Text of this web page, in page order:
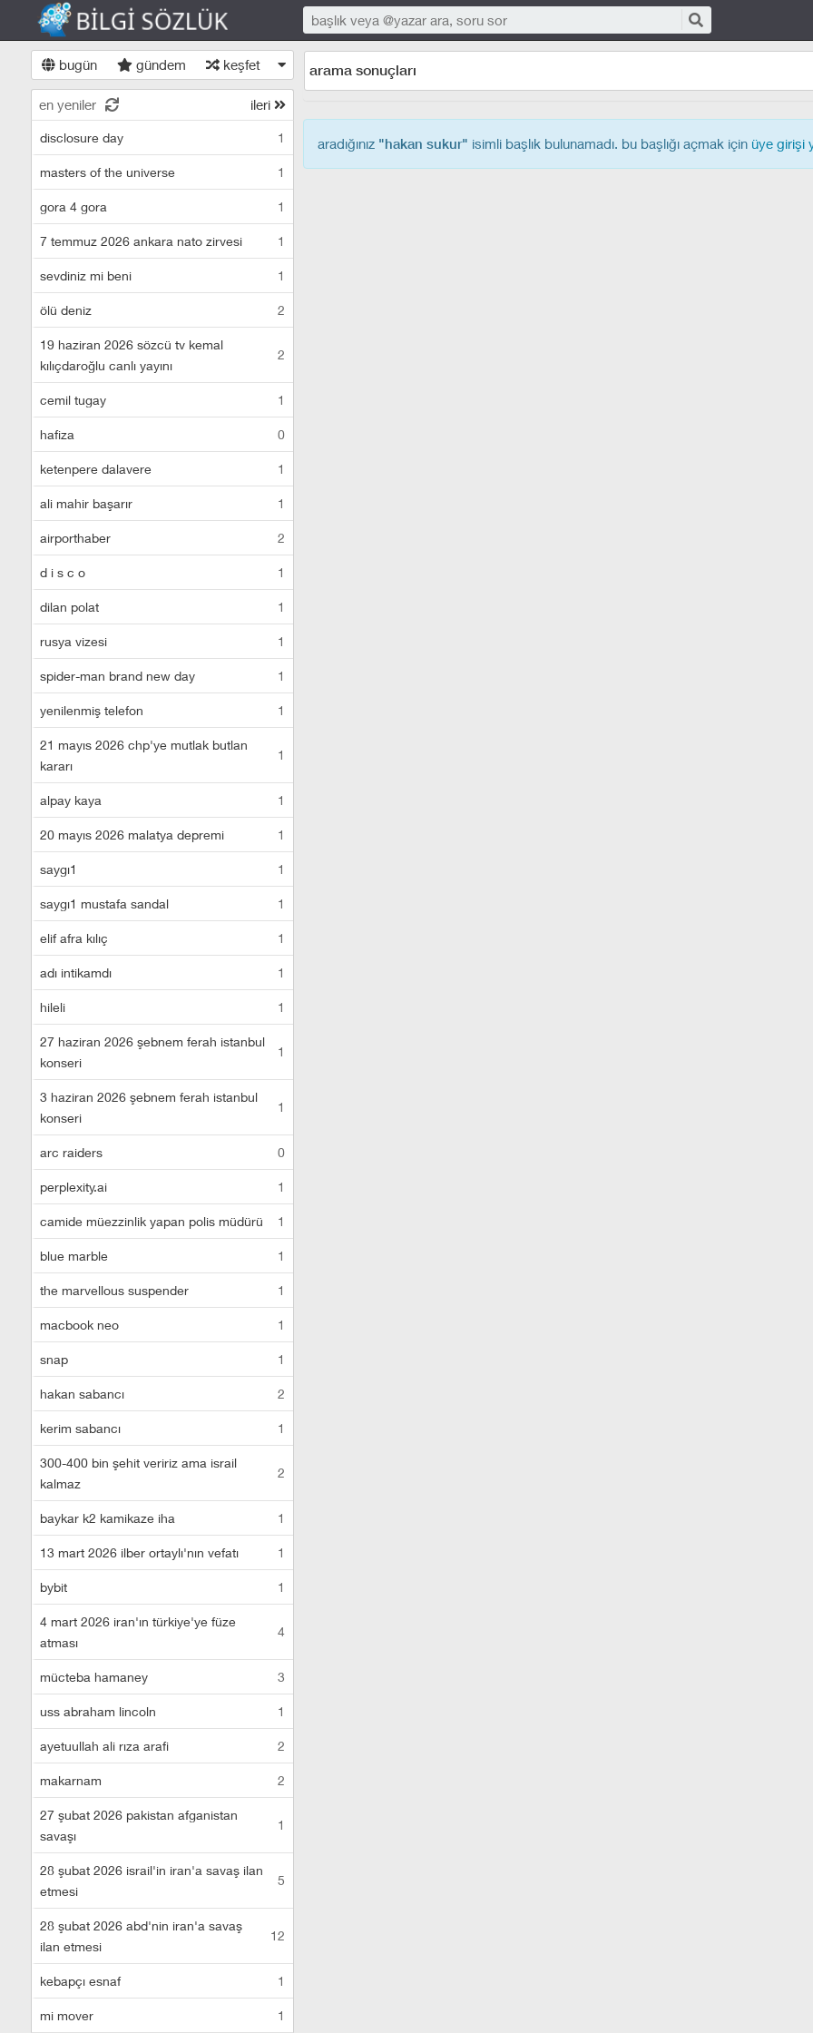
bugün gündem keşfet
en yeniler ileri
disclosure day 1
masters of the universe 1
gora 4 gora 1
7 temmuz 2026 ankara nato zirvesi 1
sevdiniz mi beni 1
ölü deniz 2
19 haziran 2026 sözcü tv kemal
kılıçdaroğlu canlı yayını
2
cemil tugay 1
hafiza 0
ketenpere dalavere 1
ali mahir başarır 1
airporthaber 2
d i s c o 1
dilan polat 1
rusya vizesi 1
spider-man brand new day 1
yenilenmiş telefon 1
21 mayıs 2026 chp'ye mutlak butlan
kararı
1
alpay kaya 1
20 mayıs 2026 malatya depremi 1
saygı1 1
saygı1 mustafa sandal 1
elif afra kılıç 1
adı intikamdı 1
hileli 1
27 haziran 2026 şebnem ferah istanbul
konseri
1
3 haziran 2026 şebnem ferah istanbul
konseri
1
arc raiders 0
perplexity.ai 1
camide müezzinlik yapan polis müdürü 1
blue marble 1
the marvellous suspender 1
macbook neo 1
snap 1
hakan sabancı 2
kerim sabancı 1
300-400 bin şehit veririz ama israil
kalmaz
2
baykar k2 kamikaze iha 1
13 mart 2026 ilber ortaylı'nın vefatı 1
bybit 1
4 mart 2026 iran'ın türkiye'ye füze
atması
4
mücteba hamaney 3
uss abraham lincoln 1
ayetuullah ali rıza arafi 2
makarnam 2
27 şubat 2026 pakistan afganistan
savaşı
1
28 şubat 2026 israil'in iran'a savaş ilan
etmesi
5
28 şubat 2026 abd'nin iran'a savaş
ilan etmesi
12
kebapçı esnaf 1
mi mover 1
arama sonuçları
aradığınız "hakan sukur" isimli başlık bulunamadı. bu başlığı açmak için üye girişi